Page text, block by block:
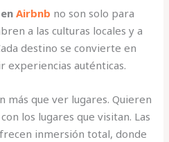
enAirbnb no son solo para
a las culturas locales y a
destino se convierte en
experiencias auténticas.
más que ver lugares. Quieren
los lugares que visitan. Las
inmersión total, donde